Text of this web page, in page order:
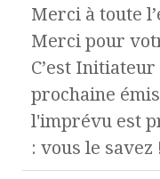
Merci à toute
Merci pour
C’est
prochaine
l'imprévu est
: vous le savez